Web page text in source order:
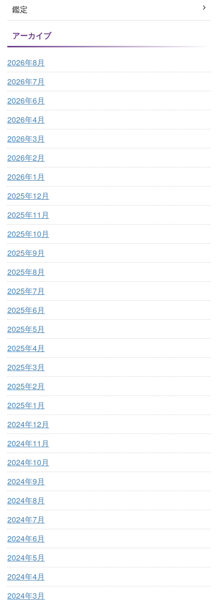
鑑定
アーカイブ
2026年8月
2026年7月
2026年6月
2026年4月
2026年3月
2026年2月
2026年1月
2025年12月
2025年11月
2025年10月
2025年9月
2025年8月
2025年7月
2025年6月
2025年5月
2025年4月
2025年3月
2025年2月
2025年1月
2024年12月
2024年11月
2024年10月
2024年9月
2024年8月
2024年7月
2024年6月
2024年5月
2024年4月
2024年3月